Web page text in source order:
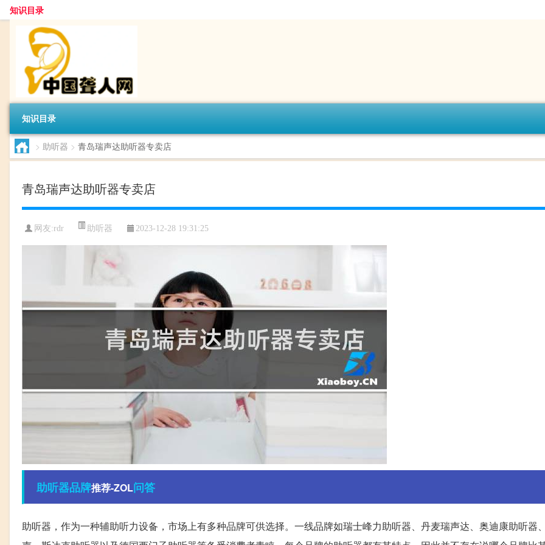
知识目录
知识目录
> 助听器 > 青岛瑞声达助听器专卖店
青岛瑞声达助听器专卖店
网友:rdr 助听器 2023-12-28 19:31:25
助听器品牌推荐-ZOL问答
助听器，作为一种辅助听力设备，市场上有多种品牌可供选择。一线品牌如瑞士峰力助听器、丹麦瑞声达、奥迪康助听器